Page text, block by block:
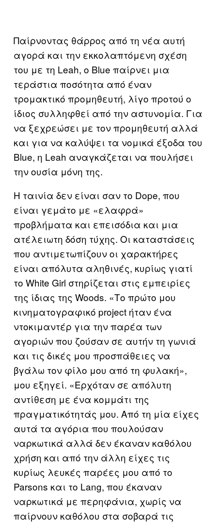
Παίρνοντας θάρρος από τη νέα αυτή
αγορά και την εκκολαπτόμενη σχέση
του με τη Leah, o Blue παίρνει μια
τεράστια ποσότητα από έναν
τρομακτικό προμηθευτή, λίγο προτού ο
ίδιος συλληφθεί από την αστυνομία. Για
να ξεχρεώσει με τον προμηθευτή αλλά
και για να καλύψει τα νομικά έξοδα του
Blue, η Leah αναγκάζεται να πουλήσει
την ουσία μόνη της.
Η ταινία δεν είναι σαν το Dope, που
είναι γεμάτο με «ελαφρά»
προβλήματα και επεισόδια και μια
ατέλειωτη δόση τύχης. Οι καταστάσεις
που αντιμετωπίζουν οι χαρακτήρες
είναι απόλυτα αληθινές, κυρίως γιατί
το White Girl στηρίζεται στις εμπειρίες
της ίδιας της Woods. «Το πρώτο μου
κινηματογραφικό project ήταν ένα
ντοκιμαντέρ για την παρέα των
αγοριών που ζούσαν σε αυτήν τη γωνιά
και τις δικές μου προσπάθειες να
βγάλω τον φίλο μου από τη φυλακή»,
μου εξηγεί. «Ερχόταν σε απόλυτη
αντίθεση με ένα κομμάτι της
πραγματικότητάς μου. Από τη μία είχες
αυτά τα αγόρια που πουλούσαν
ναρκωτικά αλλά δεν έκαναν καθόλου
χρήση και από την άλλη είχες τις
κυρίως λευκές παρέες μου από το
Parsons και το Lang, που έκαναν
ναρκωτικά με περηφάνια, χωρίς να
παίρνουν καθόλου στα σοβαρά τις